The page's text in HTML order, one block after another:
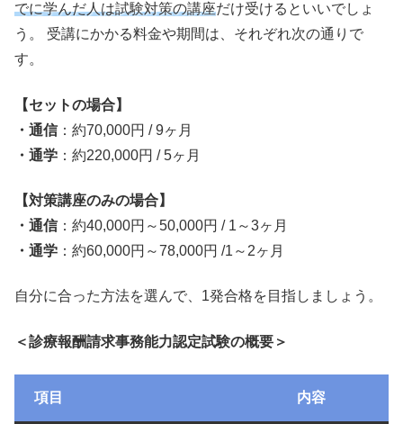
でに学んだ人は試験対策の講座だけ受けるといいでしょ
う。 受講にかかる料金や期間は、それぞれ次の通りで
す。
【セットの場合】
・通信：約70,000円 / 9ヶ月
・通学 ：約220,000円 / 5ヶ月
【対策講座のみの場合】
・通信：約40,000円～50,000円 / 1～3ヶ月
・通学 ：約60,000円～78,000円 /1～2ヶ月
自分に合った方法を選んで、1発合格を目指しましょう。
＜診療報酬請求事務能力認定試験の概要＞
項目 内容